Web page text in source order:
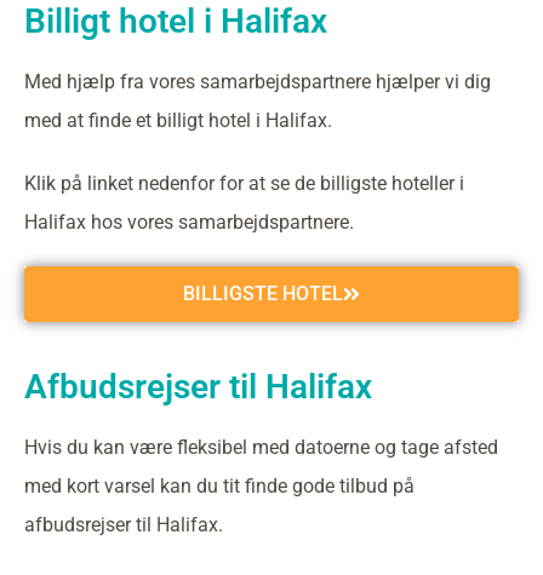
Billigt hotel i Halifax
Med hjælp fra vores samarbejdspartnere hjælper vi dig
med at finde et billigt hotel i Halifax.
Klik på linket nedenfor for at se de billigste hoteller i
Halifax hos vores samarbejdspartnere.
BILLIGSTE HOTEL
Afbudsrejser til Halifax
Hvis du kan være fleksibel med datoerne og tage afsted
med kort varsel kan du tit finde gode tilbud på
afbudsrejser til Halifax.